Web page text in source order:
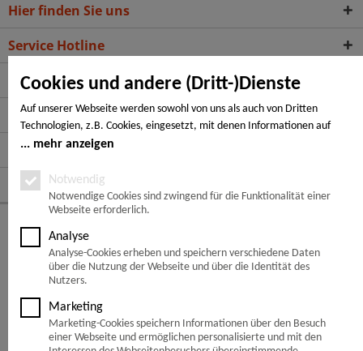
Cookies und andere (Dritt-)Dienste
Auf unserer Webseite werden sowohl von uns als auch von Dritten
Technologien, z.B. Cookies, eingesetzt, mit denen Informationen auf
Ihrem Endgerät gespeichert und/oder von Ihrem Endgerät abgerufen
Notwendige Cookies, Analyse-, Marketing- und Statistik-Cookies. Bei den
notwendigen Cookies handelt es sich um solche, die technisch notwendig
sind, um den von Ihnen gewünschten Dienst bereitzustellen, die übrigen
Cookies werden nur auf Grund einer von Ihnen erteilten Einwilligung
gesetzt. Die Einwilligung ist freiwillig. Personen, die das 16. Lebensjahr
noch nicht vollendet haben, benötigen die Zustimmung der
Sorgeberechtigten. Sie können Ihre Entscheidung jederzeit mit Wirkung
für die Zukunft widerrufen. Rufen Sie dazu lediglich den Cookie-Banner
erneut auf und ändern Sie Ihre Einstellungen entsprechend ab. Im
Rahmen Ihres Besuchs unserer Webseite können möglicherweise auch
noch andere Informationen wie bspw. Ihre IP-Adresse übermittelt und
mehr anzeigen
Notwendig
Notwendige Cookies sind zwingend für die Funktionalität einer
Webseite erforderlich.
Analyse
Analyse-Cookies erheben und speichern verschiedene Daten
über die Nutzung der Webseite und über die Identität des
Nutzers.
Marketing
Marketing-Cookies speichern Informationen über den Besuch
einer Webseite und ermöglichen personalisierte und mit den
Hier finden Sie uns
Service Hotline
Service
Informationen
Zahlungsarten
Folge uns auf:
© Copyright 2026 -
Flügge Holz, Ihr Holzhandel - Beratung & Verkauf inPeine
Verwaltung in Burgdorf, Versand bundesweit!